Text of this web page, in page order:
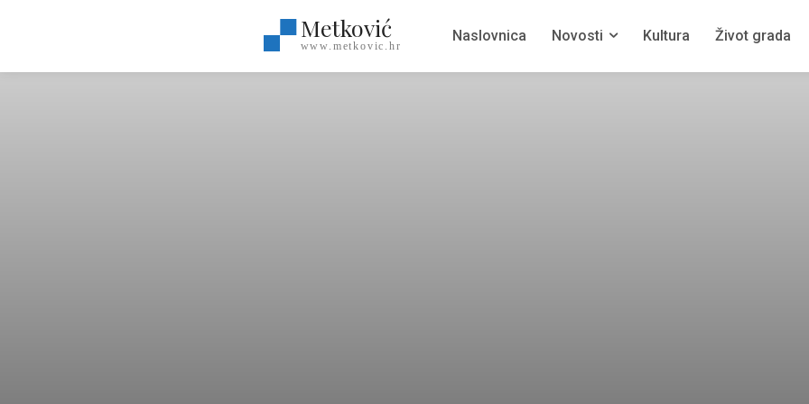
Metković
www.metkovic.hr
Naslovnica Novosti Kultura Život grada